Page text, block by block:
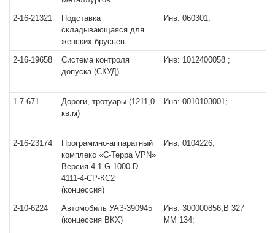
2-16-21321
Подставка
складывающаяся для
женских брусьев
Инв: 060301;
2-16-19658
Система контроля
допуска (СКУД)
Инв: 1012400058 ;
1-7-671
Дороги, тротуары (1211,0
кв.м)
Инв: 0010103001;
2-16-23174
Программно-аппаратный
комплекс «С-Терра VPN»
Версия 4.1 G-1000-D-
4111-4-CP-КС2
(концессия)
Инв: 0104226;
2-10-6224
Автомобиль УАЗ-390945
(концессия ВКХ)
Инв: 300000856;В 327
ММ 134;